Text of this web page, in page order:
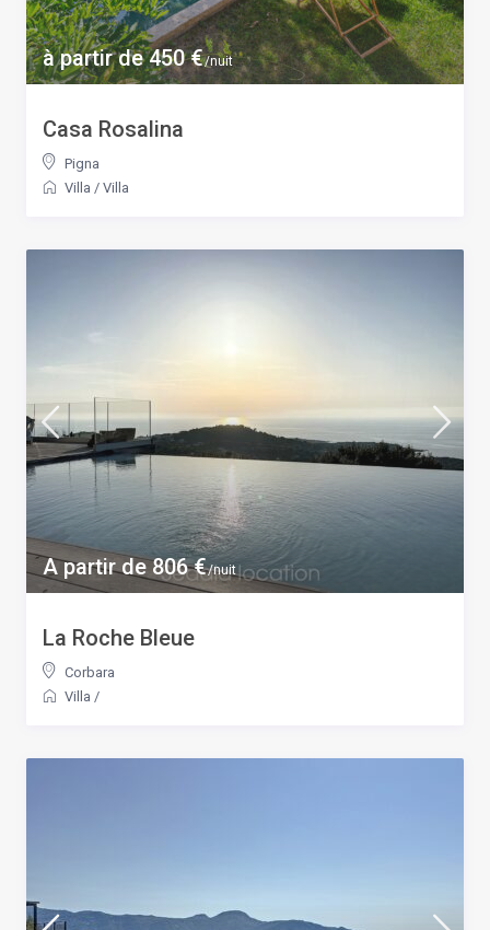
à partir de 450 €/nuit
Casa Rosalina
Pigna
Villa / Villa
A partir de 806 €/nuit
La Roche Bleue
Corbara
Villa /